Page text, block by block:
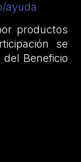
ayuda
productos
se
Beneficio